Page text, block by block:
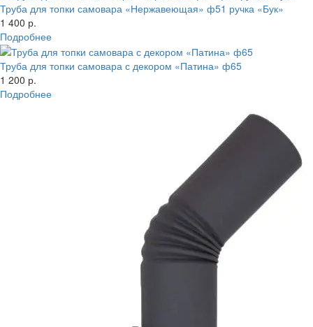
Труба для топки самовара «Нержавеющая» ф51 ручка «Бук»
1 400 р.
Подробнее
Труба для топки самовара с декором «Патина» ф65
1 200 р.
Подробнее